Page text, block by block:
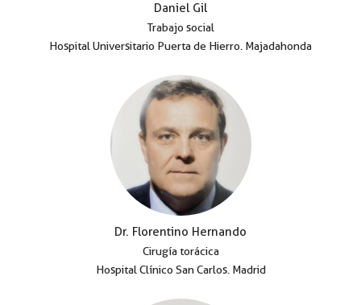
Daniel Gil
Trabajo social
Hospital Universitario Puerta de Hierro. Majadahonda
Dr. Florentino Hernando
Cirugía torácica
Hospital Clínico San Carlos. Madrid